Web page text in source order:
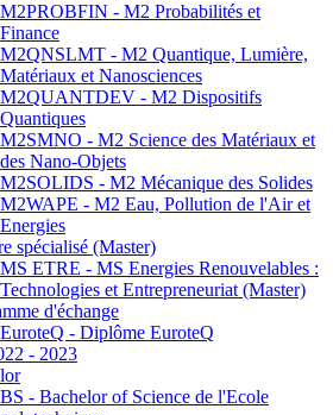
M2PROBFIN - M2 Probabilités et
Finance
M2QNSLMT - M2 Quantique, Lumière,
Matériaux et Nanosciences
M2QUANTDEV - M2 Dispositifs
Quantiques
M2SMNO - M2 Science des Matériaux et
des Nano-Objets
M2SOLIDS - M2 Mécanique des Solides
M2WAPE - M2 Eau, Pollution de l'Air et
Energies
spécialisé (Master)
MS ETRE - MS Energies Renouvelables :
Technologies et Entrepreneuriat (Master)
d'échange
EuroteQ - Diplôme EuroteQ
- 2023
BS - Bachelor of Science de l'Ecole